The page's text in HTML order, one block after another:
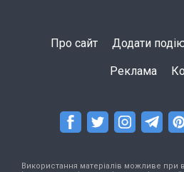
Про сайт Додати
Реклама
Використання матеріалів можливе при